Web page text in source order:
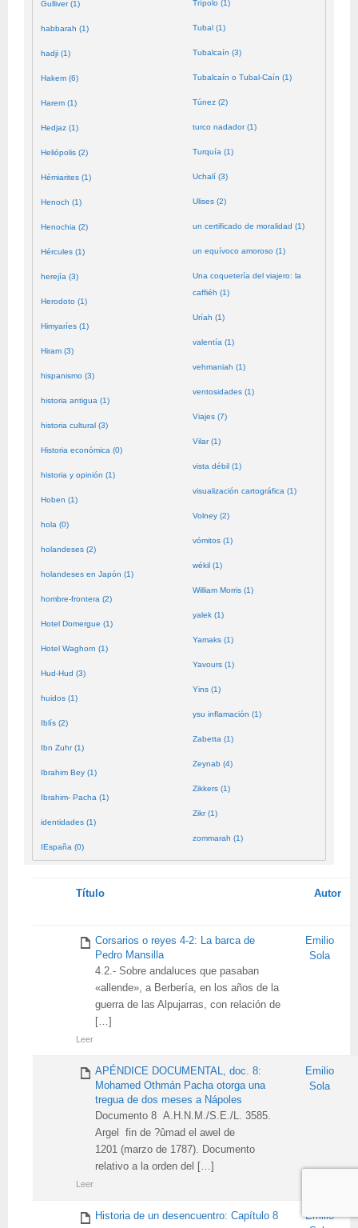
Gulliver (1)
habbarah (1)
hadji (1)
Hakem (6)
Harem (1)
Hedjaz (1)
Heliópolis (2)
Hémiarites (1)
Henoch (1)
Henochia (2)
Hércules (1)
herejía (3)
Herodoto (1)
Himyaríes (1)
Hiram (3)
hispanismo (3)
historia antigua (1)
historia cultural (3)
Historia económica (0)
historia y opinión (1)
Hoben (1)
hola (0)
holandeses (2)
holandeses en Japón (1)
hombre-frontera (2)
Hotel Domergue (1)
Hotel Waghorn (1)
Hud-Hud (3)
huidos (1)
Iblís (2)
Ibn Zuhr (1)
Ibrahim Bey (1)
Ibrahim- Pacha (1)
identidades (1)
IEspaña (0)
Trípolo (1)
Tubal (1)
Tubalcaín (3)
Tubalcaín o Tubal-Caín (1)
Túnez (2)
turco nadador (1)
Turquía (1)
Uchalí (3)
Ulises (2)
un certificado de moralidad (1)
un equívoco amoroso (1)
Una coquetería del viajero: la
caffiéh (1)
Uríah (1)
valentía (1)
vehmaniah (1)
ventosidades (1)
Viajes (7)
Vilar (1)
vista débil (1)
visualización cartográfica (1)
Volney (2)
vómitos (1)
wékil (1)
William Morris (1)
yalek (1)
Yamaks (1)
Yavours (1)
Yins (1)
ysu inflamación (1)
Zabetta (1)
Zeynab (4)
Zikkers (1)
Zikr (1)
zommarah (1)
Título Autor
Corsarios o reyes 4-2: La barca de
Pedro Mansilla
4.2.- Sobre andaluces que pasaban
«allende», a Berbería, en los años de la
guerra de las Alpujarras, con relación de
[…]
Leer
Emilio
Sola
APÉNDICE DOCUMENTAL, doc. 8:
Mohamed Othmán Pacha otorga una
tregua de dos meses a Nápoles
Documento 8 A.H.N.M./S.E./L. 3585.
Argel fin de ?ûmad el awel de
1201 (marzo de 1787). Documento
relativo a la orden del […]
Leer
Emilio
Sola
Historia de un desencuentro: Capítulo 8
Emilio